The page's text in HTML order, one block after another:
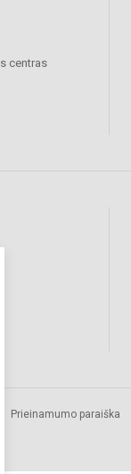
centras
Prieinamumo paraiška